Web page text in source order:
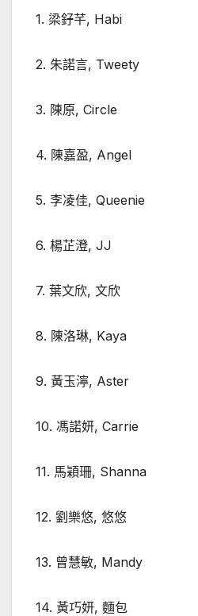
1. 梁釨芊, Habi
2. 朱諾言, Tweety
3. 陳原, Circle
4. 陳嘉盈, Angel
5. 李凌佳, Queenie
6. 楊芷澄, JJ
7. 葉文欣, 文欣
8. 陳洛琳, Kaya
9. 黃玉濘, Aster
10. 馮諾妍, Carrie
11. 馬穎珊, Shanna
12. 劉樂悠, 悠悠
13. 曾慧敏, Mandy
14. 黃巧妍, 麵包